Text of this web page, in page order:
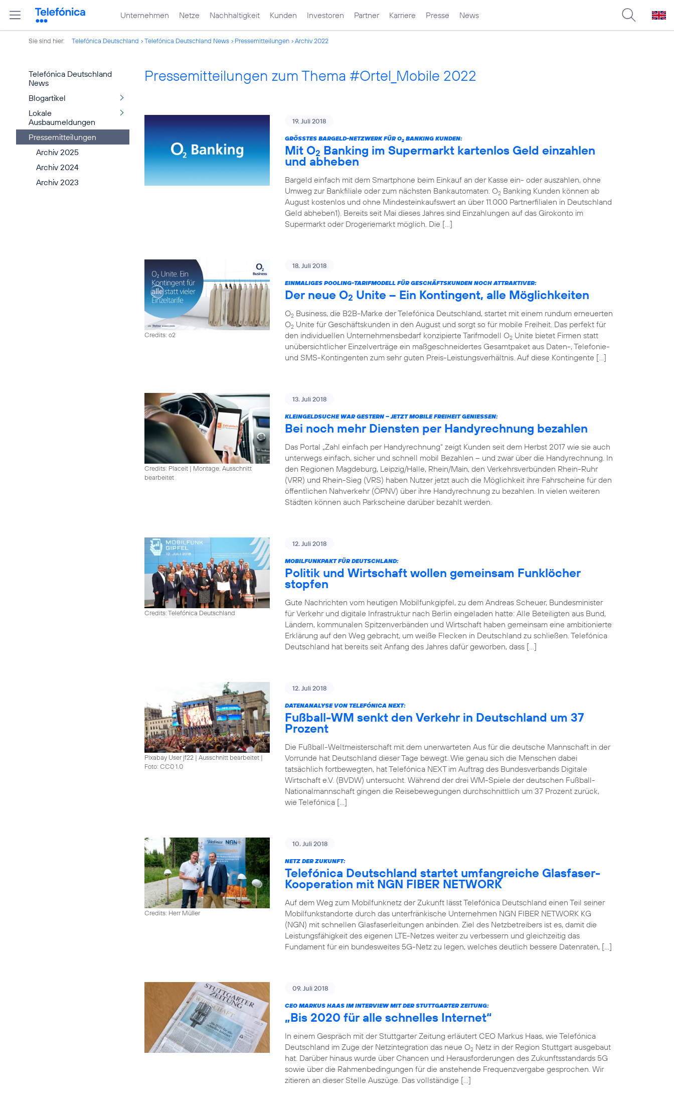
Unternehmen Netze Nachhaltigkeit Kunden Investoren Partner Karriere Presse News
Sie sind hier: Telefónica Deutschland Telefónica Deutschland News Pressemitteilungen Archiv 2022
Telefónica Deutschland
News
Blogartikel
Lokale
Ausbaumeldungen
Pressemitteilungen
Archiv 2025
Archiv 2024
Archiv 2023
Pressemitteilungen zum Thema #Ortel_Mobile 2022
19. Juli 2018
GRÖSSTES BARGELD-NETZWERK FÜR O 2 BANKING KUNDEN:
Mit O2 Banking im Supermarkt kartenlos Geld einzahlen
und abheben
Bargeld einfach mit dem Smartphone beim Einkauf an der Kasse ein- oder auszahlen, ohne
Umweg zur Bankfiliale oder zum nächsten Bankautomaten. O2 Banking Kunden können ab
August kostenlos und ohne Mindesteinkaufswert an über 11.000 Partnerfilialen in Deutschland
Geld abheben1). Bereits seit Mai dieses Jahres sind Einzahlungen auf das Girokonto im
Supermarkt oder Drogeriemarkt möglich. Die […]
Credits: o2
18. Juli 2018
EINMALIGES POOLING-TARIFMODELL FÜR GESCHÄFTSKUNDEN NOCH ATTRAKTIVER:
Der neue O2 Unite – Ein Kontingent, alle Möglichkeiten
O2 Business, die B2B-Marke der Telefónica Deutschland, startet mit einem rundum erneuerten
O2 Unite für Geschäftskunden in den August und sorgt so für mobile Freiheit. Das perfekt für
den individuellen Unternehmensbedarf konzipierte Tarifmodell O2 Unite bietet Firmen statt
unübersichtlicher Einzelverträge ein maßgeschneidertes Gesamtpaket aus Daten-, Telefonie-
und SMS-Kontingenten zum sehr guten Preis-Leistungsverhältnis. Auf diese Kontingente […]
Credits: Placeit | Montage, Ausschnitt
bearbeitet
13. Juli 2018
KLEINGELDSUCHE WAR GESTERN – JETZT MOBILE FREIHEIT GENIESSEN:
Bei noch mehr Diensten per Handyrechnung bezahlen
Das Portal „Zahl einfach per Handyrechnung“ zeigt Kunden seit dem Herbst 2017 wie sie auch
unterwegs einfach, sicher und schnell mobil Bezahlen – und zwar über die Handyrechnung. In
den Regionen Magdeburg, Leipzig/Halle, Rhein/Main, den Verkehrsverbünden Rhein-Ruhr
(VRR) und Rhein-Sieg (VRS) haben Nutzer jetzt auch die Möglichkeit ihre Fahrscheine für den
öffentlichen Nahverkehr (ÖPNV) über ihre Handyrechnung zu bezahlen. In vielen weiteren
Städten können auch Parkscheine darüber bezahlt werden.
Credits: Telefónica Deutschland
12. Juli 2018
MOBILFUNKPAKT FÜR DEUTSCHLAND:
Politik und Wirtschaft wollen gemeinsam Funklöcher
stopfen
Gute Nachrichten vom heutigen Mobilfunkgipfel, zu dem Andreas Scheuer, Bundesminister
für Verkehr und digitale Infrastruktur nach Berlin eingeladen hatte: Alle Beteiligten aus Bund,
Ländern, kommunalen Spitzenverbänden und Wirtschaft haben gemeinsam eine ambitionierte
Erklärung auf den Weg gebracht, um weiße Flecken in Deutschland zu schließen. Telefónica
Deutschland hat bereits seit Anfang des Jahres dafür geworben, dass […]
Pixabay User jf22 | Ausschnitt bearbeitet |
Foto: CC0 1.0
12. Juli 2018
DATENANALYSE VON TELEFÓNICA NEXT:
Fußball-WM senkt den Verkehr in Deutschland um 37
Prozent
Die Fußball-Weltmeisterschaft mit dem unerwarteten Aus für die deutsche Mannschaft in der
Vorrunde hat Deutschland dieser Tage bewegt. Wie genau sich die Menschen dabei
tatsächlich fortbewegten, hat Telefónica NEXT im Auftrag des Bundesverbands Digitale
Wirtschaft e.V. (BVDW) untersucht. Während der drei WM-Spiele der deutschen Fußball-
Nationalmannschaft gingen die Reisebewegungen durchschnittlich um 37 Prozent zurück,
wie Telefónica […]
Credits: Herr Müller
10. Juli 2018
NETZ DER ZUKUNFT:
Telefónica Deutschland startet umfangreiche Glasfaser-
Kooperation mit NGN FIBER NETWORK
Auf dem Weg zum Mobilfunknetz der Zukunft lässt Telefónica Deutschland einen Teil seiner
Mobilfunkstandorte durch das unterfränkische Unternehmen NGN FIBER NETWORK KG
(NGN) mit schnellen Glasfaserleitungen anbinden. Ziel des Netzbetreibers ist es, damit die
Leistungsfähigkeit des eigenen LTE-Netzes weiter zu verbessern und gleichzeitig das
Fundament für ein bundesweites 5G-Netz zu legen, welches deutlich bessere Datenraten, […]
09. Juli 2018
CEO MARKUS HAAS IM INTERVIEW MIT DER STUTTGARTER ZEITUNG:
„Bis 2020 für alle schnelles Internet“
In einem Gespräch mit der Stuttgarter Zeitung erläutert CEO Markus Haas, wie Telefónica
Deutschland im Zuge der Netzintegration das neue O2 Netz in der Region Stuttgart ausgebaut
hat. Darüber hinaus wurde über Chancen und Herausforderungen des Zukunftsstandards 5G
sowie über die Rahmenbedingungen für die anstehende Frequenzvergabe gesprochen. Wir
zitieren an dieser Stelle Auszüge. Das vollständige […]